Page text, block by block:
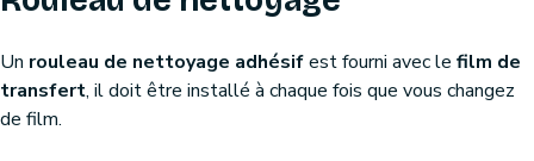
Un rouleau de nettoyage adhésifest fourni avec le film de
transfert, il doit être installé à chaque fois que vous changez
de film.